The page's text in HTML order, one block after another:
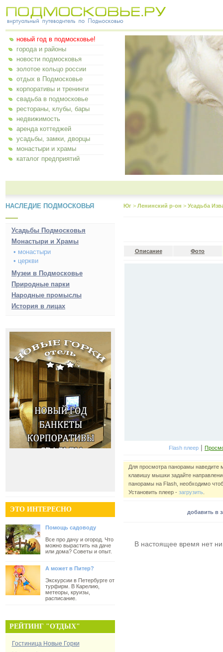
новый год в подмосковье!
города и районы
новости подмосковья
золотое кольцо россии
отдых в Подмосковье
корпоративы и тренинги
свадьба в подмосковье
рестораны, клубы, бары
недвижимость
аренда коттеджей
усадьбы, замки, дворцы
монастыри и храмы
каталог предприятий
НАСЛЕДИЕ ПОДМОСКОВЬЯ
Усадьбы Подмосковья
Монастыри и Храмы
• монастыри
• церкви
Музеи в Подмосковье
Природные парки
Народные промыслы
История в лицах
ЭТО ИНТЕРЕСНО
Помощь садоводу
Все про дачу и огород. Что
можно вырастить на даче
или дома? Советы и опыт.
А может в Питер?
Экскурсии в Петербурге от
турфирм. В Карелию,
метеоры, круизы,
расписание.
РЕЙТИНГ "ОТДЫХ"
Гостиница Новые Горки
Юг > Ленинский р-он > Усадьба
Описание Фото
Flash плеер |
Для просмотра панорамы
клавишу мышки задайте
панорамы на Flash, необходимо
Установить плеер - загрузить
добавить в
В настоящее время нет